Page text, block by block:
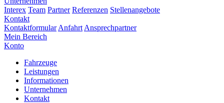
Interex Team Partner Referenzen Stellenangebote
Kontakt
Kontaktformular Anfahrt Ansprechpartner
Mein Bereich
Konto
Fahrzeuge
Leistungen
Informationen
Unternehmen
Kontakt